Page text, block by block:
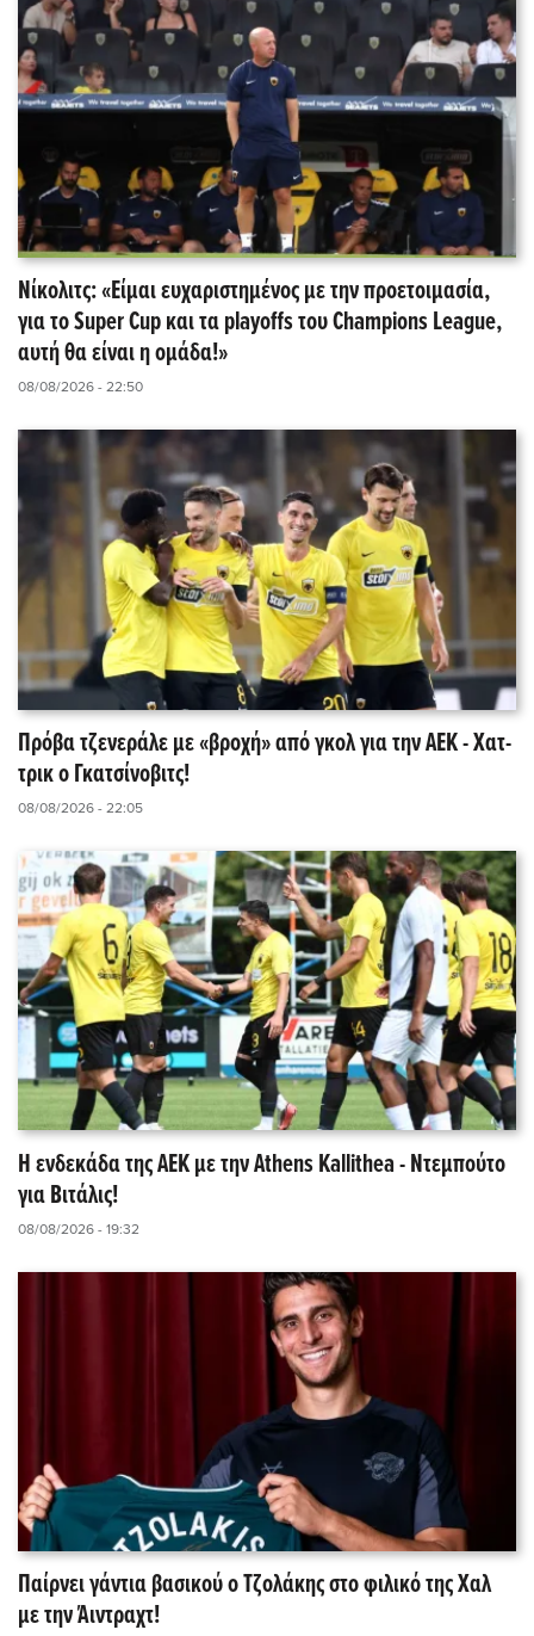
Νίκολιτς: «Είμαι ευχαριστημένος με την προετοιμασία,
για το Super Cup και τα playoffs του Champions League,
αυτή θα είναι η ομάδα!»
08/08/2026 - 22:50
Πρόβα τζενεράλε με «βροχή» από γκολ για την ΑΕΚ - Χατ-
τρικ ο Γκατσίνοβιτς!
08/08/2026 - 22:05
Η ενδεκάδα της ΑΕΚ με την Athens Kallithea - Ντεμπούτο
για Βιτάλις!
08/08/2026 - 19:32
Παίρνει γάντια βασικού ο Τζολάκης στο φιλικό της Χαλ
με την Άιντραχτ!